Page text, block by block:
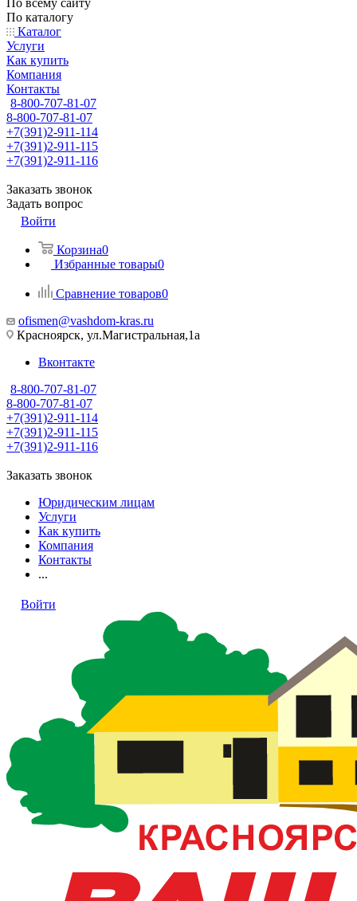
По всему сайту
По каталогу
Каталог
Услуги
Как купить
Компания
Контакты
8-800-707-81-07
8-800-707-81-07
+7(391)2-911-114
+7(391)2-911-115
+7(391)2-911-116
Заказать звонок
Задать вопрос
Войти
Корзина0
Избранные товары0
Сравнение товаров0
ofismen@vashdom-kras.ru
Красноярск, ул.Магистральная,1а
Вконтакте
8-800-707-81-07
8-800-707-81-07
+7(391)2-911-114
+7(391)2-911-115
+7(391)2-911-116
Заказать звонок
Юридическим лицам
Услуги
Как купить
Компания
Контакты
...
Войти